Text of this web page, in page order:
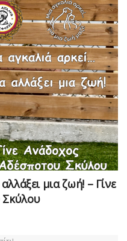
μια ζωή! – Γίνε
Σκύλου